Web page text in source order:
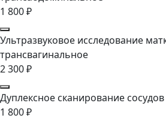
1 800 ₽
Ультразвуковое исследование
трансвагинальное
2 300 ₽
Дуплексное сканирование
1 800 ₽